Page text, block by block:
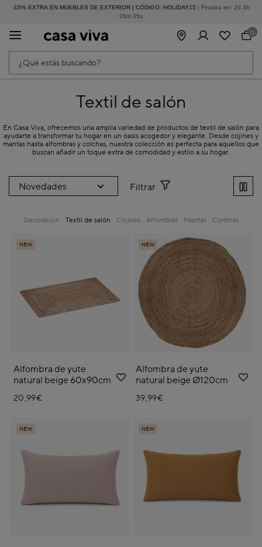
-15% EXTRA EN MUEBLES DE EXTERIOR | CÓDIGO: HOLIDAY15 | Finaliza en: 2d 3h
26m 34s
HASTA -60% DE DESCUENTO | SEGUNDAS REBAJAS
¿Qué estás buscando?
0
Textil de salón
En Casa Viva, ofrecemos una amplia variedad de productos de textil de salón para
ayudarte a transformar tu hogar en un oasis acogedor y elegante. Desde cojines y
mantas hasta alfombras y colchas, nuestra colección es perfecta para aquellos que
buscan añadir un toque extra de comodidad y estilo a su hogar.
Filtrar
Decoración Textil de salón Cojines Alfombras Mantas Cortinas
NEW
Alfombra de yute
natural beige 60x90cm
20,99€
NEW
Alfombra de yute
natural beige Ø120cm
39,99€
NEW NEW